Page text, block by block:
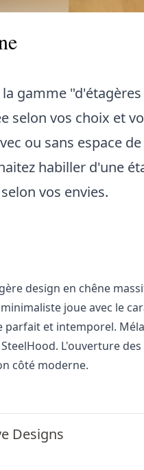
la gamme
selon vos choix et
ou sans espace
habiller d'une
vos envies.
design en chêne
joue avec le
parfait et intemporel.
L'ouverture
côté moderne.
Designs